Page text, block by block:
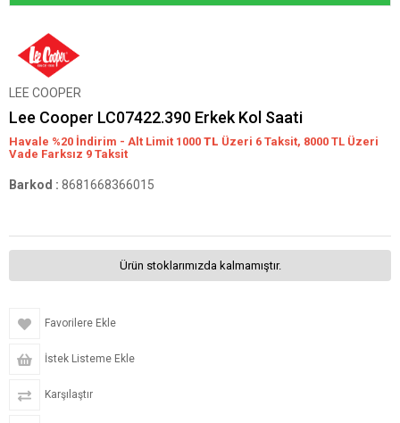
LEE COOPER
Lee Cooper LC07422.390 Erkek Kol Saati
Havale %20 İndirim - Alt Limit 1000 TL Üzeri 6 Taksit, 8000 TL Üzeri
Vade Farksız 9 Taksit
Barkod : 8681668366015
Ürün stoklarımızda kalmamıştır.
Favorilere Ekle
İstek Listeme Ekle
Karşılaştır